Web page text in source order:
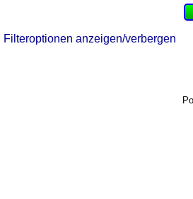
Filteroptionen anzeigen/verbergen